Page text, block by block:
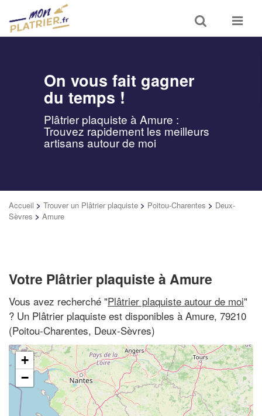
Toggle
search
Toggle
On vous fait gagner
du temps !
Plâtrier plaquiste à Amure :
Trouvez rapidement les meilleurs
artisans autour de moi
Accueil > Trouver un Plâtrier plaquiste > Poitou-Charentes > Deux-
Sèvres > Amure
Votre Plâtrier plaquiste à Amure
Vous avez recherché "Plâtrier plaquiste autour de moi"
? Un Plâtrier plaquiste est disponibles à Amure, 79210
(Poitou-Charentes, Deux-Sèvres)
+
−